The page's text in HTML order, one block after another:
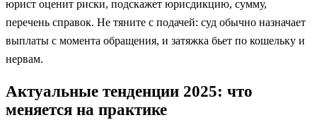
юрист оценит риски, подскажет юрисдикцию, сумму,
перечень справок. Не тяните с подачей: суд обычно назначает
выплаты с момента обращения, и затяжка бьет по кошельку и
нервам.
Актуальные тенденции 2025: что
меняется на практике